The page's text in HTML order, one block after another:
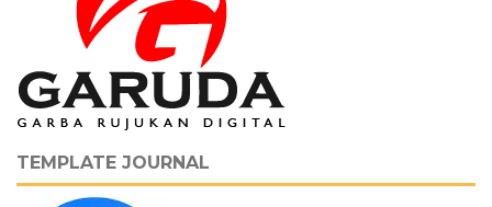
TEMPLATE JOURNAL